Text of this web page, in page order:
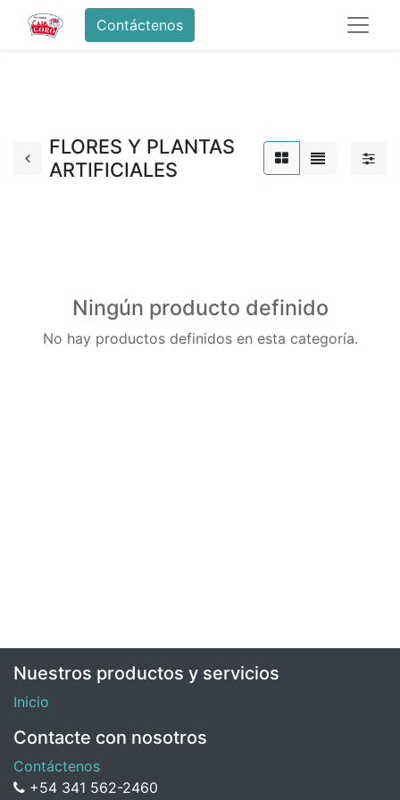
Contáctenos
FLORES Y PLANTAS
ARTIFICIALES
Ningún producto definido
No hay productos definidos en esta categoría.
Nuestros productos y servicios
Inicio
Contacte con nosotros
Contáctenos
+54 341 562-2460